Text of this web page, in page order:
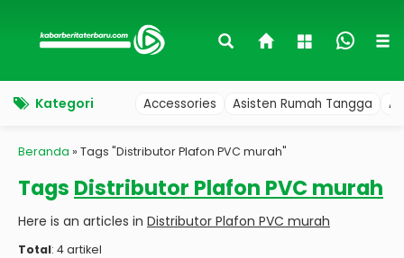
Kategori Accessories Asisten Rumah Tangga
Beranda » Tags "Distributor Plafon PVC murah"
Tags Distributor Plafon PVC murah
Here is an articles in Distributor Plafon PVC murah
Total: 4 artikel